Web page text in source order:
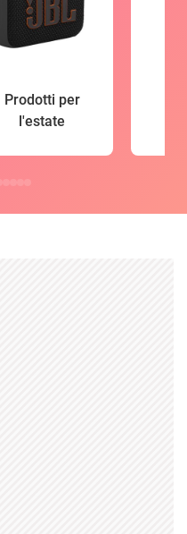
Prodotti per
l'estate